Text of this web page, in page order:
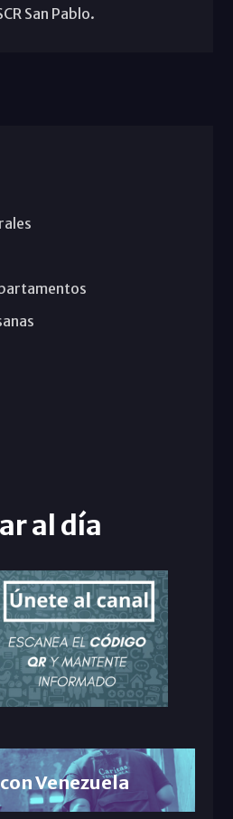
San Pablo.
al día
Venezuela